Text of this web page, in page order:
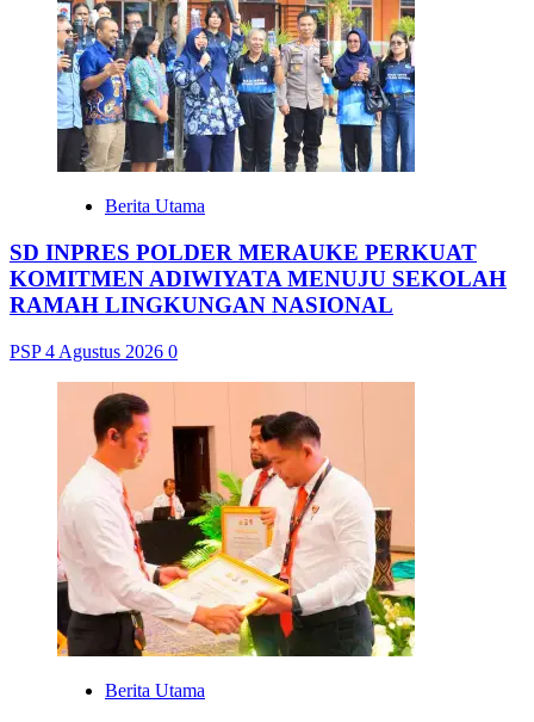
Berita Utama
SD INPRES POLDER MERAUKE PERKUAT
KOMITMEN ADIWIYATA MENUJU SEKOLAH
RAMAH LINGKUNGAN NASIONAL
PSP4 Agustus 2026 0
Berita Utama